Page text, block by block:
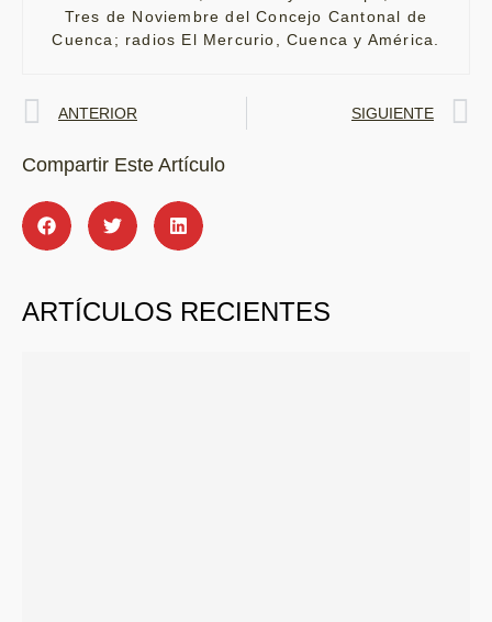
Tres de Noviembre del Concejo Cantonal de
Cuenca; radios El Mercurio, Cuenca y América.
ANTERIOR SIGUIENTE
Compartir Este Artículo
ARTÍCULOS RECIENTES